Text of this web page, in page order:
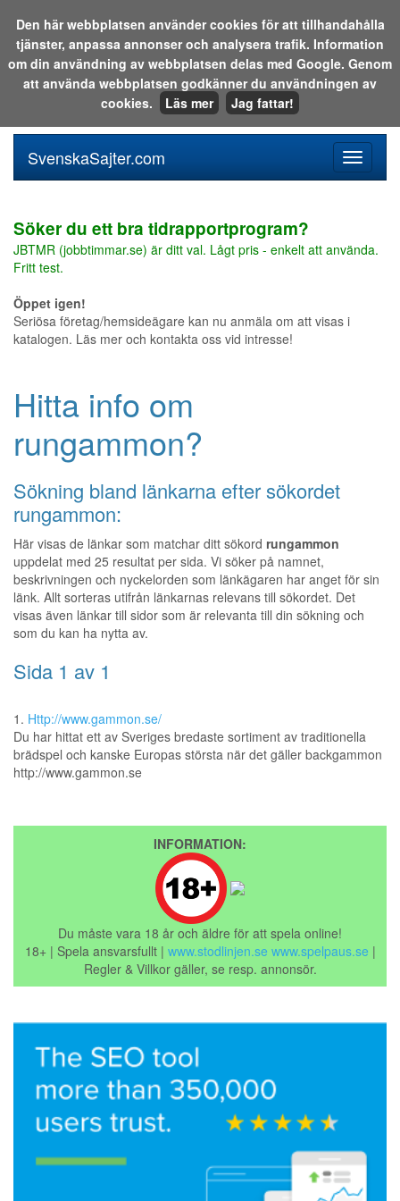
Sök i katalogen eller på webben:
meny
SvenskaSajter.com
Söker du ett bra tidrapportprogram?
JBTMR (jobbtimmar.se) är ditt val. Lågt pris - enkelt att använda.
Fritt test.
Öppet igen!
Seriösa företag/hemsideägare kan nu anmäla om att visas i
katalogen. Läs mer och kontakta oss vid intresse!
Hitta info om
rungammon?
Sökning bland länkarna efter sökordet
rungammon:
Här visas de länkar som matchar ditt sökord rungammon
uppdelat med 25 resultat per sida. Vi söker på namnet,
beskrivningen och nyckelorden som länkägaren har anget för sin
länk. Allt sorteras utifrån länkarnas relevans till sökordet. Det
visas även länkar till sidor som är relevanta till din sökning och
som du kan ha nytta av.
Sida 1 av 1
1. Http://www.gammon.se/
Du har hittat ett av Sveriges bredaste sortiment av traditionella
brädspel och kanske Europas största när det gäller backgammon
http://www.gammon.se
INFORMATION:
Du måste vara 18 år och äldre för att spela online!
18+ | Spela ansvarsfullt | www.stodlinjen.se www.spelpaus.se |
Regler & Villkor gäller, se resp. annonsör.
Den här webbplatsen använder cookies för att tillhandahålla
tjänster, anpassa annonser och analysera trafik. Information
om din användning av webbplatsen delas med Google. Genom
att använda webbplatsen godkänner du användningen av
cookies.
Läs mer Jag fattar!